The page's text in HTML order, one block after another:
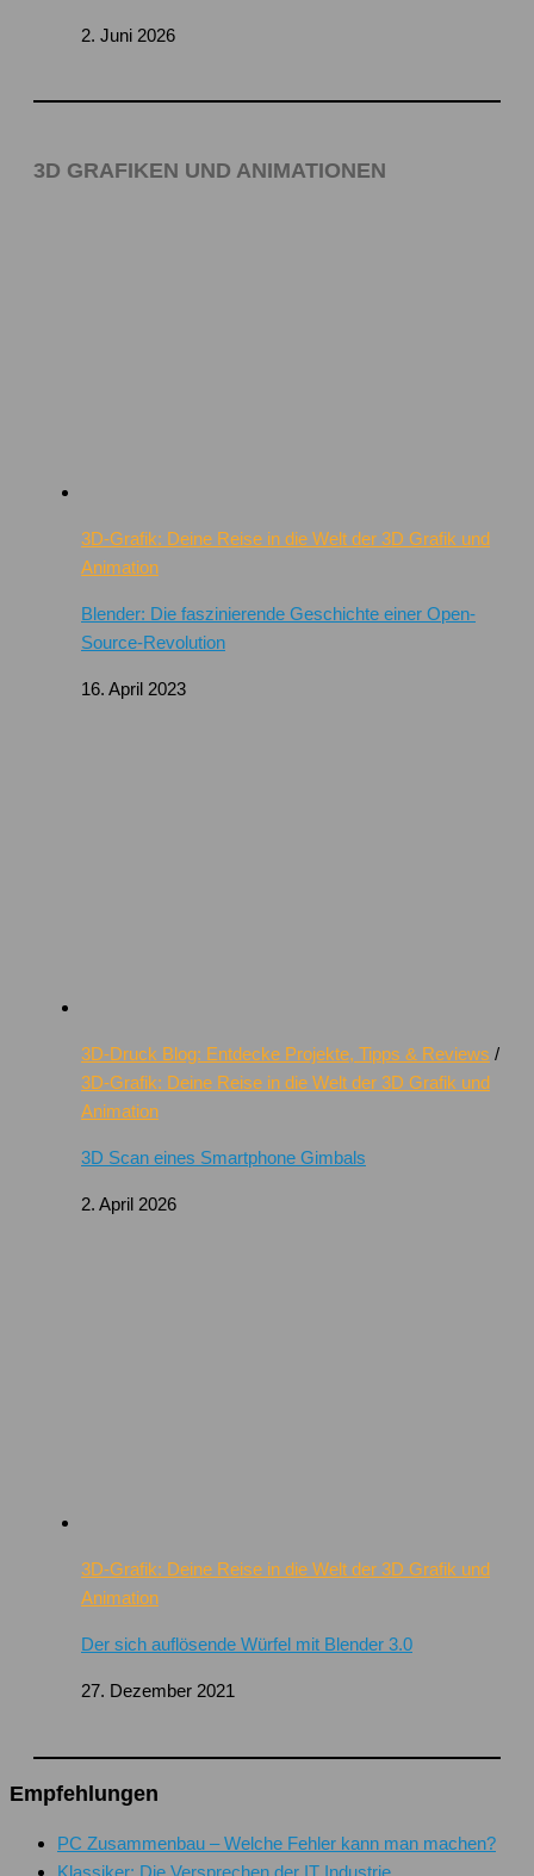
2. Juni 2026
3D GRAFIKEN UND ANIMATIONEN
3D-Grafik: Deine Reise in die Welt der 3D Grafik und
Animation
Blender: Die faszinierende Geschichte einer Open-
Source-Revolution
16. April 2023
3D-Druck Blog: Entdecke Projekte, Tipps & Reviews /
3D-Grafik: Deine Reise in die Welt der 3D Grafik und
Animation
3D Scan eines Smartphone Gimbals
2. April 2026
3D-Grafik: Deine Reise in die Welt der 3D Grafik und
Animation
Der sich auflösende Würfel mit Blender 3.0
27. Dezember 2021
Empfehlungen
PC Zusammenbau – Welche Fehler kann man machen?
Klassiker: Die Versprechen der IT Industrie